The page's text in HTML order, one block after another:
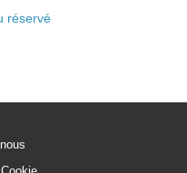
réservé